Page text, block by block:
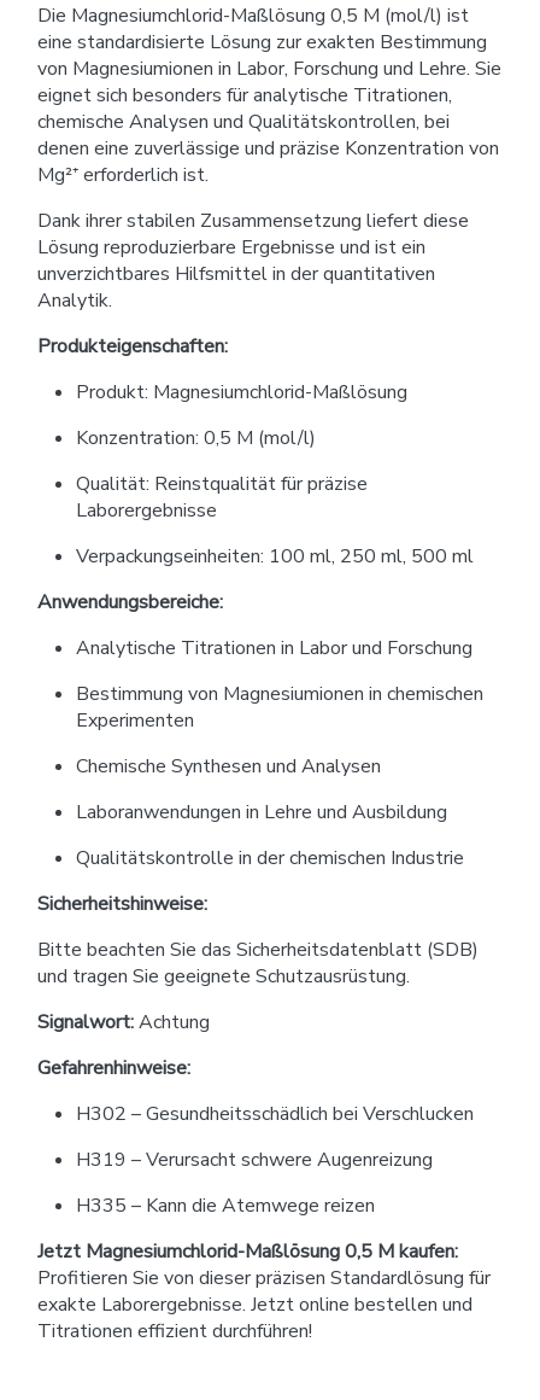
Die Magnesiumchlorid-Maßlösung 0,5 M (mol/l) ist
eine standardisierte Lösung zur exakten Bestimmung
von Magnesiumionen in Labor, Forschung und Lehre. Sie
eignet sich besonders für analytische Titrationen,
chemische Analysen und Qualitätskontrollen, bei
denen eine zuverlässige und präzise Konzentration von
Mg²⁺ erforderlich ist.
Dank ihrer stabilen Zusammensetzung liefert diese
Lösung reproduzierbare Ergebnisse und ist ein
unverzichtbares Hilfsmittel in der quantitativen
Analytik.
Produkteigenschaften:
Produkt: Magnesiumchlorid-Maßlösung
Konzentration: 0,5 M (mol/l)
Qualität: Reinstqualität für präzise
Laborergebnisse
Verpackungseinheiten: 100 ml, 250 ml, 500 ml
Anwendungsbereiche:
Analytische Titrationen in Labor und Forschung
Bestimmung von Magnesiumionen in chemischen
Experimenten
Chemische Synthesen und Analysen
Laboranwendungen in Lehre und Ausbildung
Qualitätskontrolle in der chemischen Industrie
Sicherheitshinweise:
Bitte beachten Sie das Sicherheitsdatenblatt (SDB)
und tragen Sie geeignete Schutzausrüstung.
Signalwort:Achtung
Gefahrenhinweise:
H302 – Gesundheitsschädlich bei Verschlucken
H319 – Verursacht schwere Augenreizung
H335 – Kann die Atemwege reizen
Jetzt Magnesiumchlorid-Maßlösung 0,5 M kaufen:
Profitieren Sie von dieser präzisen Standardlösung für
exakte Laborergebnisse. Jetzt online bestellen und
Titrationen effizient durchführen!